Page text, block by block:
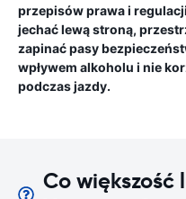
przepisów prawa i
jechać lewą stroną,
zapinać pasy
wpływem alkoholu i nie
podczas jazdy.
Co większość